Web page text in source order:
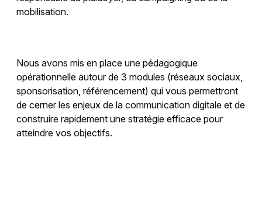
mobilisation.
Nous avons mis en place une pédagogique
opérationnelle autour de 3 modules (réseaux sociaux,
sponsorisation, référencement) qui vous permettront
de cerner les enjeux de la communication digitale et de
construire rapidement une stratégie efficace pour
atteindre vos objectifs.